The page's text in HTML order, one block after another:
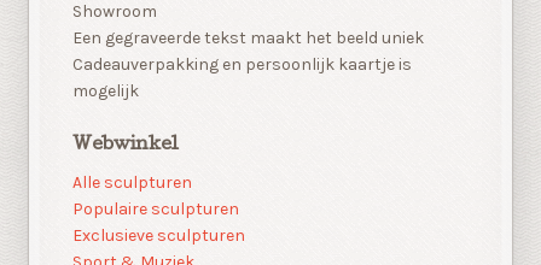
Showroom
Een gegraveerde tekst maakt het beeld uniek
Cadeauverpakking en persoonlijk kaartje is
mogelijk
Webwinkel
Alle sculpturen
Populaire sculpturen
Exclusieve sculpturen